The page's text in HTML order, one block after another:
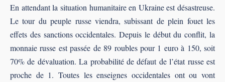
En attendant la situation humanitaire en Ukraine est désastreuse.
Le tour du peuple russe viendra, subissant de plein fouet les
effets des sanctions occidentales. Depuis le début du conflit, la
monnaie russe est passée de 89 roubles pour 1 euro à 150, soit
70% de dévaluation. La probabilité de défaut de l’état russe est
proche de 1. Toutes les enseignes occidentales ont ou vont